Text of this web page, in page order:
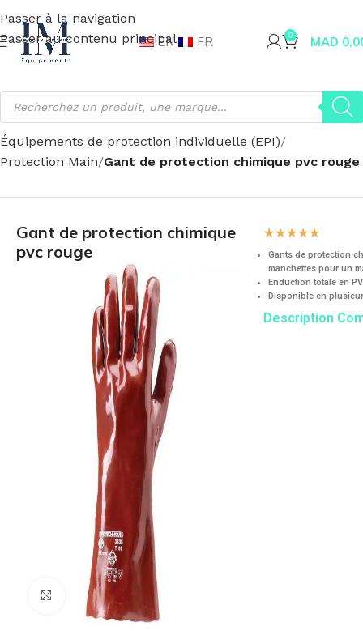
Passer à la navigation
Passer au contenu principal
EN FR 0 MAD
Accueil Sécurité & santé
Équipements de protection individuelle (EPI)
Protection Main Gant de protection chimique pvc rouge
Gant de protection chimique
pvc rouge
Cliquez pour agrandir
☆☆☆☆☆
Gants de protection
manchettes pour un
Enduction totale en
Disponible en
Description